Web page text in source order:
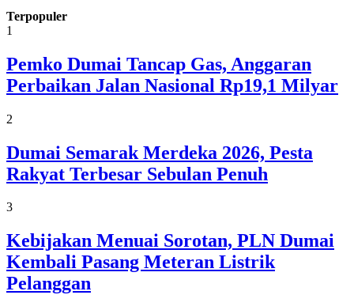
Terpopuler
1
Pemko Dumai Tancap Gas, Anggaran
Perbaikan Jalan Nasional Rp19,1 Milyar
2
Dumai Semarak Merdeka 2026, Pesta
Rakyat Terbesar Sebulan Penuh
3
Kebijakan Menuai Sorotan, PLN Dumai
Kembali Pasang Meteran Listrik
Pelanggan